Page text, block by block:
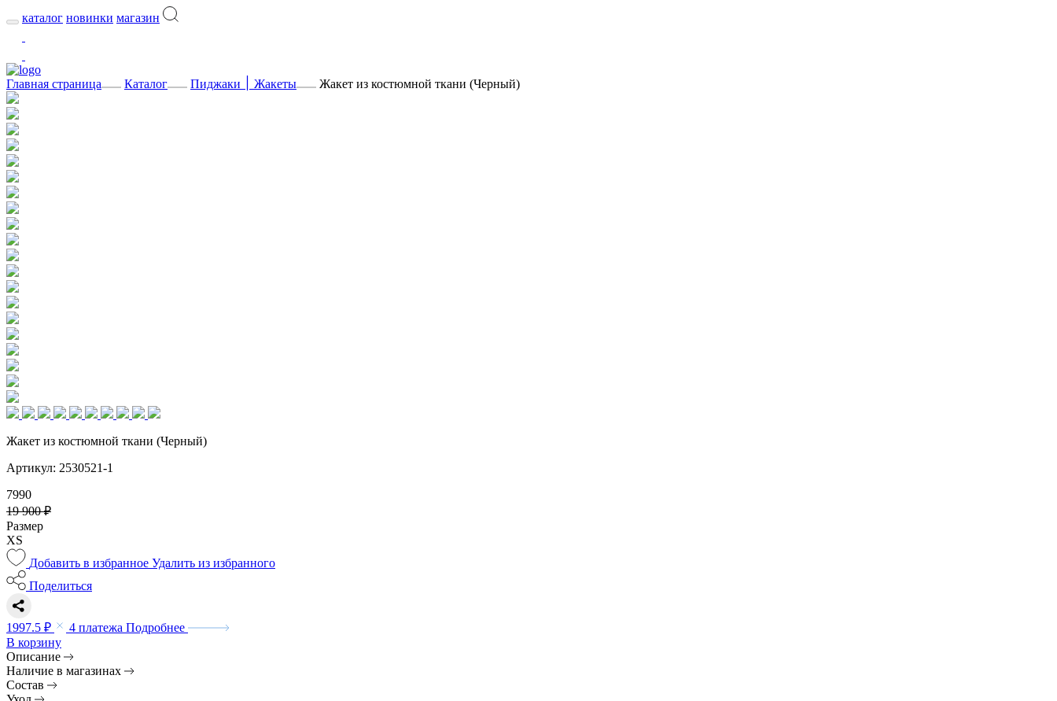
каталог новинки магазин
Главная страница Каталог Пиджаки ׀ Жакеты Жакет из костюмной ткани (Черный)
Жакет из костюмной ткани (Черный)
Артикул: 2530521-1
7990
19 900 ₽
Размер
XS
Добавить в избранное Удалить из избранного
Поделиться
1997.5 ₽ 4 платежа Подробнее
В корзину
Описание
Наличие в магазинах
Состав